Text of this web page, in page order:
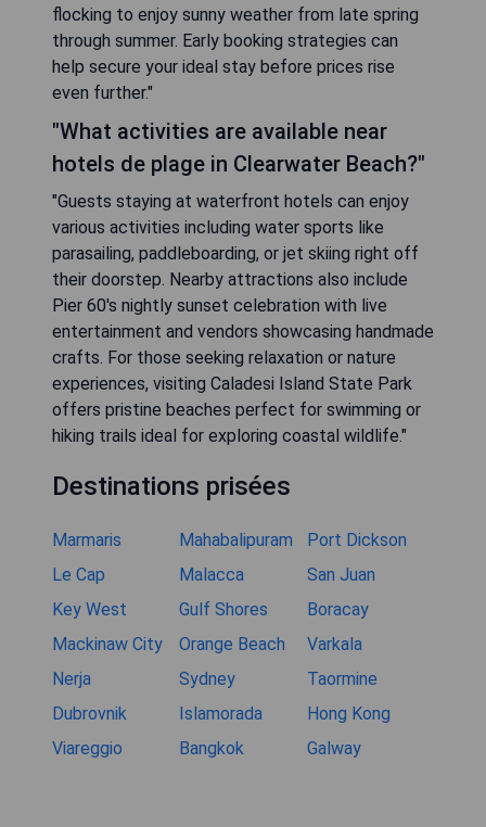
flocking to enjoy sunny weather from late spring
through summer. Early booking strategies can
help secure your ideal stay before prices rise
even further."
"What activities are available near
hotels de plage in Clearwater Beach?"
"Guests staying at waterfront hotels can enjoy
various activities including water sports like
parasailing, paddleboarding, or jet skiing right off
their doorstep. Nearby attractions also include
Pier 60's nightly sunset celebration with live
entertainment and vendors showcasing handmade
crafts. For those seeking relaxation or nature
experiences, visiting Caladesi Island State Park
offers pristine beaches perfect for swimming or
hiking trails ideal for exploring coastal wildlife."
Destinations prisées
Marmaris Mahabalipuram
Port Dickson
Le Cap
Malacca
San Juan
Key West
Gulf Shores
Boracay
Mackinaw City
Orange Beach
Varkala
Nerja
Sydney
Taormine
Dubrovnik
Islamorada
Hong Kong
Viareggio
Bangkok Galway